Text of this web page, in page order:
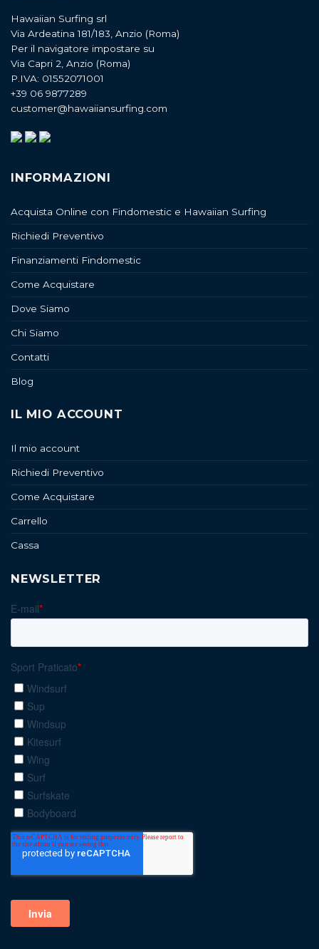
Hawaiian Surfing srl
Via Ardeatina 181/183, Anzio (Roma)
Per il navigatore impostare su
Via Capri 2, Anzio (Roma)
P.IVA: 01552071001
+39 06 9877289
customer@hawaiiansurfing.com
INFORMAZIONI
Acquista Online con Findomestic e Hawaiian Surfing
Richiedi Preventivo
Finanziamenti Findomestic
Come Acquistare
Dove Siamo
Chi Siamo
Contatti
Blog
IL MIO ACCOUNT
Il mio account
Richiedi Preventivo
Come Acquistare
Carrello
Cassa
NEWSLETTER